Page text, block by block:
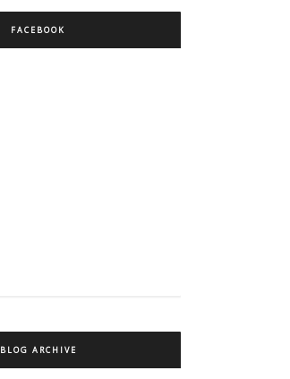
FACEBOOK
BLOG ARCHIVE